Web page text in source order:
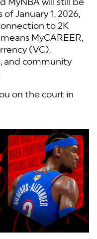
January 1, 2026,
to 2K
MyCAREER,
(VC),
and community
on the court in